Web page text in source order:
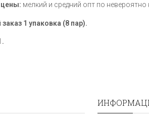
мелкий и средний опт по невероятно
1 упаковка (8 пар).
.